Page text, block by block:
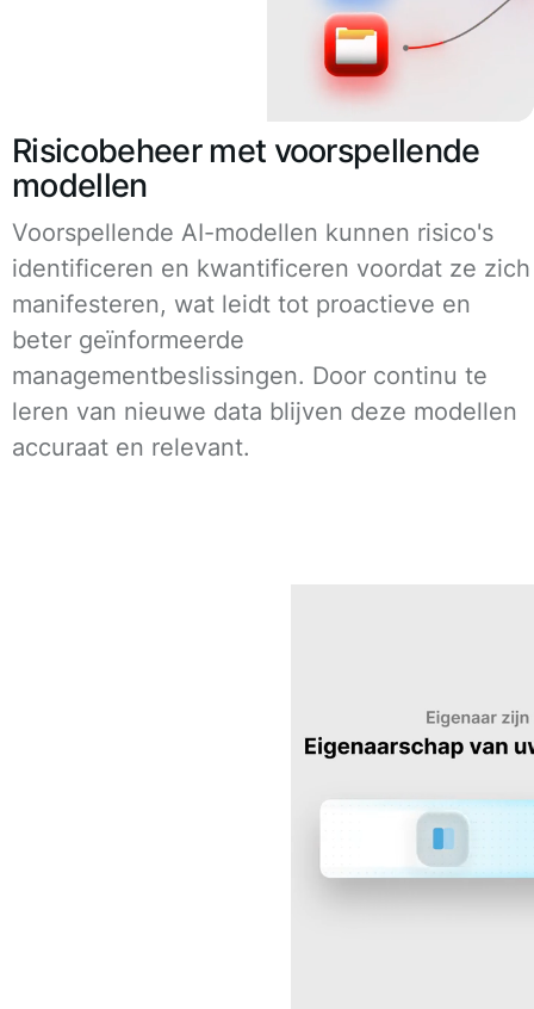
Risicobeheer met voorspellende
modellen
Voorspellende AI-modellen kunnen risico's
identificeren en kwantificeren voordat ze zich
manifesteren, wat leidt tot proactieve en
beter geïnformeerde
managementbeslissingen. Door continu te
leren van nieuwe data blijven deze modellen
accuraat en relevant.